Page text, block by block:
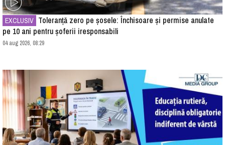
EXCLUSIV
pe 10 ani pentru șoferii iresponsabili
04 aug 2026, 08:29